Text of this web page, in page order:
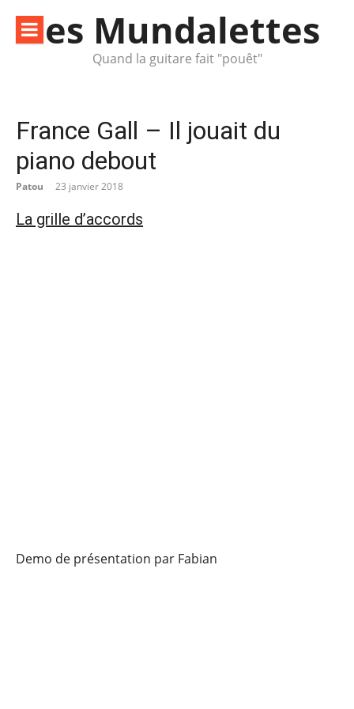
contenules Mundalettes
Quand la guitare fait "pouêt"
France Gall – Il jouait du
piano debout
Patou 23 janvier 2018
La grille d’accords
Demo de présentation par Fabian